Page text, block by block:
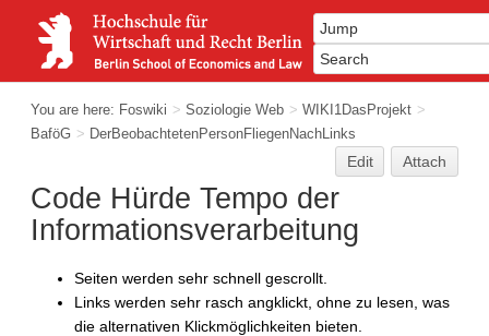
You are here: Foswiki > Soziologie Web > WIKI1DasProjekt >
BaföG > DerBeobachtetenPersonFliegenNachLinks
Edit Attach
Code Hürde Tempo der
Informationsverarbeitung
Seiten werden sehr schnell gescrollt.
Links werden sehr rasch angklickt, ohne zu lesen, was
die alternativen Klickmöglichkeiten bieten.